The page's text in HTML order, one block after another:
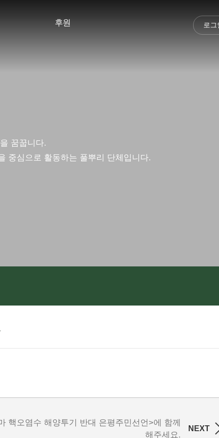
후원 로그
꿈꿉니다.
중심으로 활동하는 풀뿌리 단체입니다.
NEXT
핵오염수 해양투기 반대 은평주민선언>에 함께
해주세요.